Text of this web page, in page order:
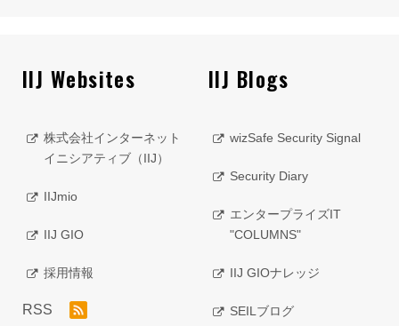
IIJ Websites
株式会社インターネット
イニシアティブ（IIJ）
IIJmio
IIJ GIO
採用情報
RSS
IIJ Blogs
wizSafe Security Signal
Security Diary
エンタープライズIT
"COLUMNS"
IIJ GIOナレッジ
SEILブログ